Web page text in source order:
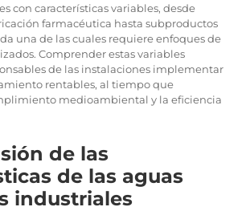
con características variables, desde
farmacéutica hasta subproductos
una de las cuales requiere enfoques de
Comprender estas variables
de las instalaciones implementar
rentables, al tiempo que
medioambiental y la eficiencia
de las
de las aguas
industriales